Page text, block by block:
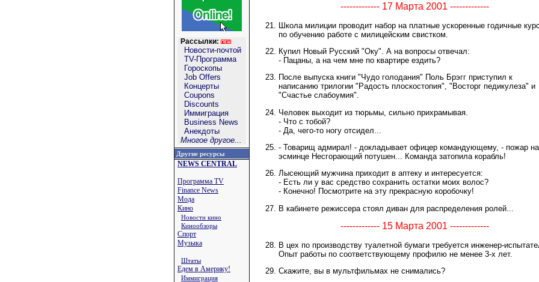
Рассылки:
Новости-почтой
TV-Программа
Гороскопы
Job Offers
Концерты
Coupons
Discounts
Иммиграция
Business News
Анекдоты
Многое другое...
Другие ресурсы
NEWS CENTRAL
Программа TV
Finance News
Мода
Кино
Новости кино
Кинообзоры
Спорт
Музыка
Штаты
Едем в Америку!
Иммиграция
------------- 17 Марта 2001 -------------
Школа милиции проводит набор на платные ускоренные годичные
по обучению работе с милицейским свистком.
Купил Новый Русский "Оку". А на вопросы отвечал:
- Пацаны, а на чем мне по квартире ездить?
После выпуска книги "Чудо голодания" Поль Бpэгг приступил к
написанию трилогии "Радость плоскостопия", "Восторг педикулеза" и
"Счастье слабоумия".
Человек выходит из тюрьмы, сильно прихрамывая.
- Что с тобой?
- Да, чего-то ногу отсидел...
- Товарищ адмирал! - докладывает офицер командующему, - пожар на
эсминце Несгорающий потушен... Команда затопила корабль!
Лысеющий мужчина приходит в аптеку и интересуется:
- Есть ли у вас средство сохранить остатки моих волос?
- Конечно! Посмотрите на эту прекрасную коробочку!
В кабинете режиссера стоял диван для распределения ролей...
------------- 15 Марта 2001 -------------
В цех по производству туалетной бумаги требуется инженер-
Опыт работы по соответствующему профилю не менее 3-х лет.
Скажите, вы в мультфильмах не снимались?